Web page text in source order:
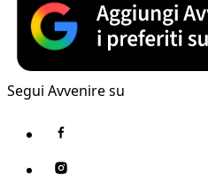
Segui Avvenire su